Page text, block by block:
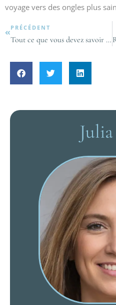
voyage vers des ongles plus
PRÉCÉDENT
Tout ce que vous devez savoir pour réussir vos boucles à la maison